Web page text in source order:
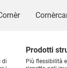
di
Prodotti
Più flessibilità